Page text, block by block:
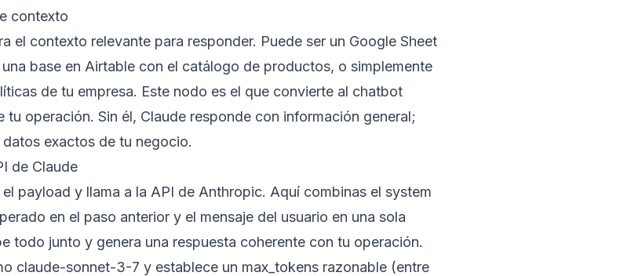
contexto
el contexto relevante para responder. Puede ser un Google Sheet
base en Airtable con el catálogo de productos, o simplemente
de tu empresa. Este nodo es el que convierte al chatbot
tu operación. Sin él, Claude responde con información general;
exactos de tu negocio.
de Claude
payload y llama a la API de Anthropic. Aquí combinas el system
en el paso anterior y el mensaje del usuario en una sola
todo junto y genera una respuesta coherente con tu operación.
claude-sonnet-3-7 y establece un max_tokens razonable (entre